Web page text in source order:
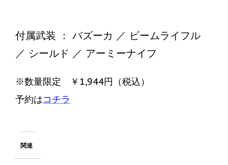
付属武装 ： バズーカ ／ ビームライフル
／ シールド ／ アーミーナイフ
※数量限定 ￥1,944円（税込）
予約はコチラ
関連